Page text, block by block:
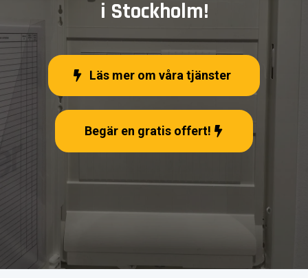
i Stockholm!
Läs mer om våra tjänster
Begär en gratis offert!